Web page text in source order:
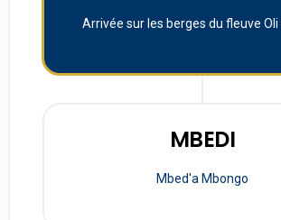
Arrivée sur les berges du fleuve Oli
MBEDI
Mbed'a Mbongo